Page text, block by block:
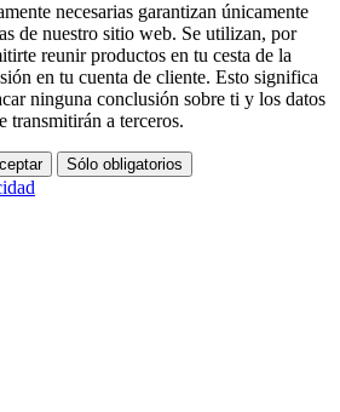
necesarias garantizan únicamente
de nuestro sitio web. Se utilizan, por
reunir productos en tu cesta de la
en tu cuenta de cliente. Esto significa
ninguna conclusión sobre ti y los datos
transmitirán a terceros.
Sólo obligatorios